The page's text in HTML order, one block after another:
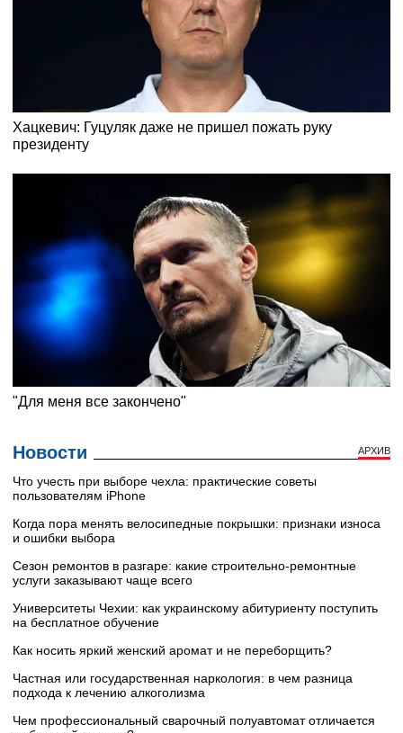
Новости АРХИВ
Что учесть при выборе чехла: практические советы
пользователям iPhone
Когда пора менять велосипедные покрышки: признаки износа
и ошибки выбора
Сезон ремонтов в разгаре: какие строительно-ремонтные
услуги заказывают чаще всего
Университеты Чехии: как украинскому абитуриенту поступить
на бесплатное обучение
Как носить яркий женский аромат и не переборщить?
Частная или государственная наркология: в чем разница
подхода к лечению алкоголизма
Чем профессиональный сварочный полуавтомат отличается